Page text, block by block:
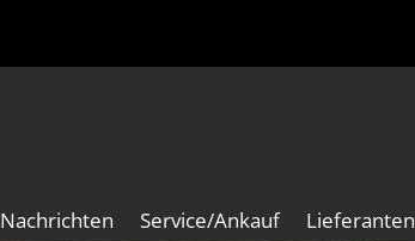
Nachrichten Service/Ankauf Lieferanten